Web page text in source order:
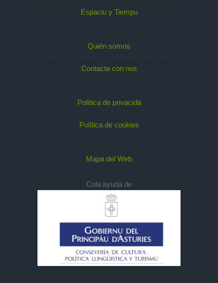
Espaciu y Tiempu
Quién somos
Contacta con nos
Política de privacidá
Política de cookies
Mapa del Web
Cola ayuda de